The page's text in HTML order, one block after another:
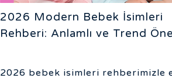
2026 Modern Bebek İsimleri
Rehberi: Anlamlı ve Trend
2026 bebek isimleri rehberimizle